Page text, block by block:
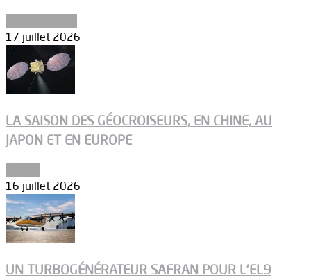
17 juillet 2026
LA SAISON DES GÉOCROISEURS, EN CHINE, AU
JAPON ET EN EUROPE
16 juillet 2026
UN TURBOGÉNÉRATEUR SAFRAN POUR L’EL9